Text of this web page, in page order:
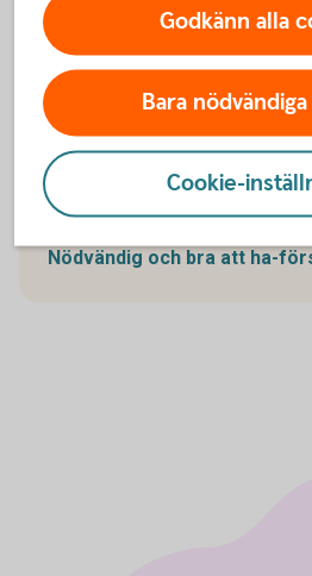
Försäkra din
Ekonomin kan svänga, det har
åren. Med en försäkring ökar
och din familj.
Nödvändig och bra att ha-
Godkänn alla
Bara
Cookie-